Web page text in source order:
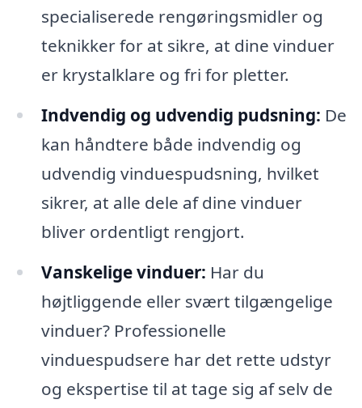
specialiserede rengøringsmidler og
teknikker for at sikre, at dine vinduer
er krystalklare og fri for pletter.
Indvendig og udvendig pudsning: De
kan håndtere både indvendig og
udvendig vinduespudsning, hvilket
sikrer, at alle dele af dine vinduer
bliver ordentligt rengjort.
Vanskelige vinduer: Har du
højtliggende eller svært tilgængelige
vinduer? Professionelle
vinduespudsere har det rette udstyr
og ekspertise til at tage sig af selv de